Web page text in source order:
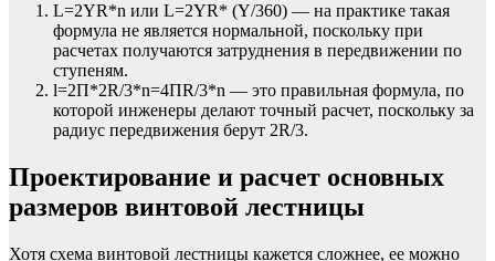
L=2YR*n или L=2YR* (Y/360) — на практике такая
формула не является нормальной, поскольку при
расчетах получаются затруднения в передвижении по
ступеням.
l=2Π*2R/3*n=4ΠR/3*n — это правильная формула, по
которой инженеры делают точный расчет, поскольку за
радиус передвижения берут 2R/3.
Проектирование и расчет основных
размеров винтовой лестницы
Хотя схема винтовой лестницы кажется сложнее, ее можно